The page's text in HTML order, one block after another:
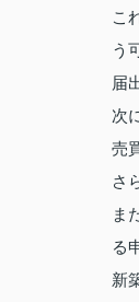
こ
う
届
次
売
さ
ま
る
新